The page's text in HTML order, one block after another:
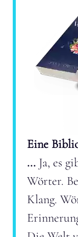
Eine
... Ja, es
Wörter.
Klang.